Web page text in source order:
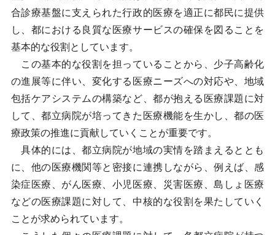
合診療基盤に支えられた行政的医療を適正に都民に提供
し、都における良質な医療サービスの確保を図ることを
基本的な役割としています。
この基本的な役割を担っていることから、少子高齢化
の進展等に伴い、変化する医療ニーズへの対応や、地域
包括ケアシステムの構築など、都が抱える医療課題に対
して、都立病院が培ってきた医療機能を生かし、都の医
療政策の推進に貢献していくことが重要です。
具体的には、都立病院が地域の実情を踏まえるととも
に、他の医療機関等と密接に連携しながら、例えば、感
染症医療、がん医療、小児医療、災害医療、島しょ医療
などの医療課題に対して、中核的な役割を果たしていく
ことが求められています。